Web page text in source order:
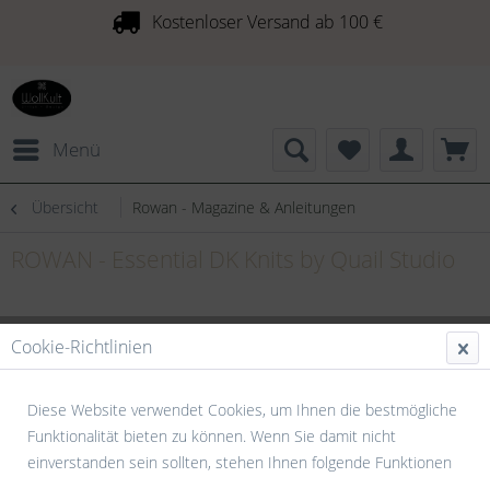
Kostenloser Versand ab 100 €
Menü
Übersicht Rowan - Magazine & Anleitungen
Cookie-Richtlinien
Diese Website verwendet Cookies, um Ihnen die bestmögliche
Funktionalität bieten zu können. Wenn Sie damit nicht
einverstanden sein sollten, stehen Ihnen folgende Funktionen